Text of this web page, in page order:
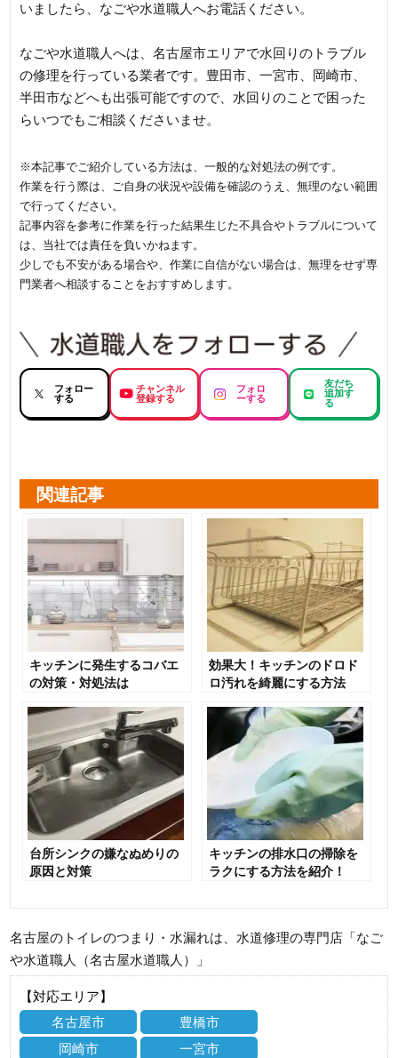
いましたら、なごや水道職人へお電話ください。
なごや水道職人へは、名古屋市エリアで水回りのトラブル
の修理を行っている業者です。豊田市、一宮市、岡崎市、
半田市などへも出張可能ですので、水回りのことで困った
らいつでもご相談くださいませ。
※本記事でご紹介している方法は、一般的な対処法の例です。
作業を行う際は、ご自身の状況や設備を確認のうえ、無理のない範囲
で行ってください。
記事内容を参考に作業を行った結果生じた不具合やトラブルについて
は、当社では責任を負いかねます。
少しでも不安がある場合や、作業に自信がない場合は、無理をせず専
門業者へ相談することをおすすめします。
フォロー
する
チャンネル
登録する
フォロ
ーする
友だち
追加す
る
関連記事
キッチンに発生するコバエ
の対策・対処法は
効果大！キッチンのドロド
ロ汚れを綺麗にする方法
台所シンクの嫌なぬめりの
原因と対策
キッチンの排水口の掃除を
ラクにする方法を紹介！
名古屋のトイレのつまり・水漏れは、水道修理の専門店「なご
や水道職人（名古屋水道職人）」
【対応エリア】
名古屋市
豊橋市
岡崎市
一宮市